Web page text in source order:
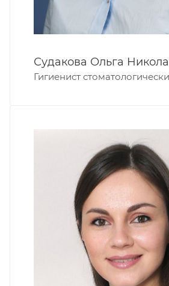
Судакова Ольга
Гигиенист